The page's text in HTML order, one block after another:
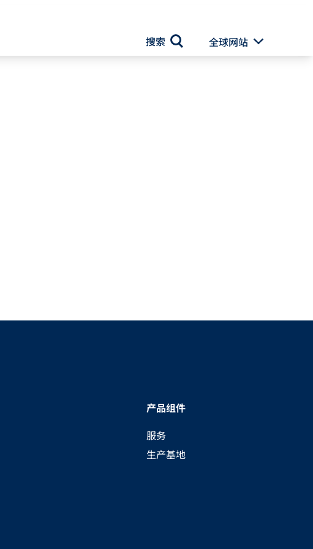
搜索
搜索 全球网站 Toggle
产品组件
服务
生产基地